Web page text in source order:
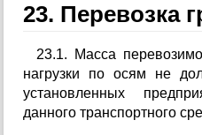
23. Перевозка
23.1. Масса
нагрузки по осям не
установленных
данного транспортного